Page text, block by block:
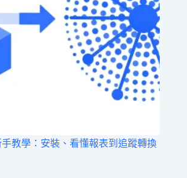
手教學：安裝、看懂報表到追蹤轉換